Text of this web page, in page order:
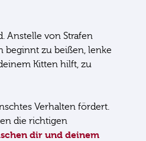
Anstelle von Strafen
beginnt zu beißen, lenke
Kitten hilft, zu
Verhalten fördert.
die richtigen
dir und deinem